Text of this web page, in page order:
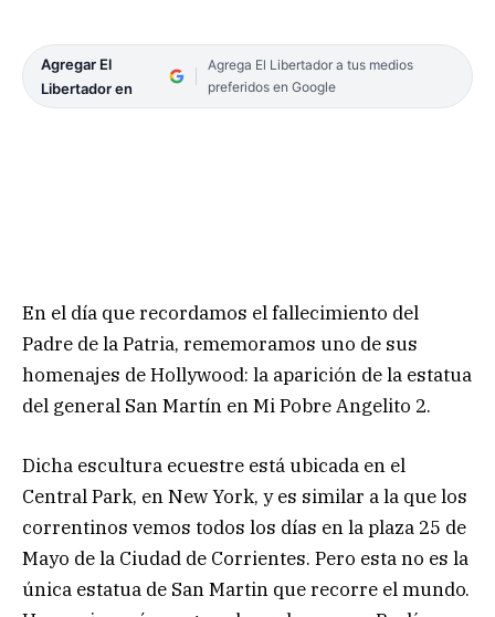
Agregar El
Libertador en
Agrega El Libertador a tus medios
preferidos en Google
En el día que recordamos el fallecimiento del
Padre de la Patria, rememoramos uno de sus
homenajes de Hollywood: la aparición de la estatua
del general San Martín en Mi Pobre Angelito 2.
Dicha escultura ecuestre está ubicada en el
Central Park, en New York, y es similar a la que los
correntinos vemos todos los días en la plaza 25 de
Mayo de la Ciudad de Corrientes. Pero esta no es la
única estatua de San Martin que recorre el mundo.